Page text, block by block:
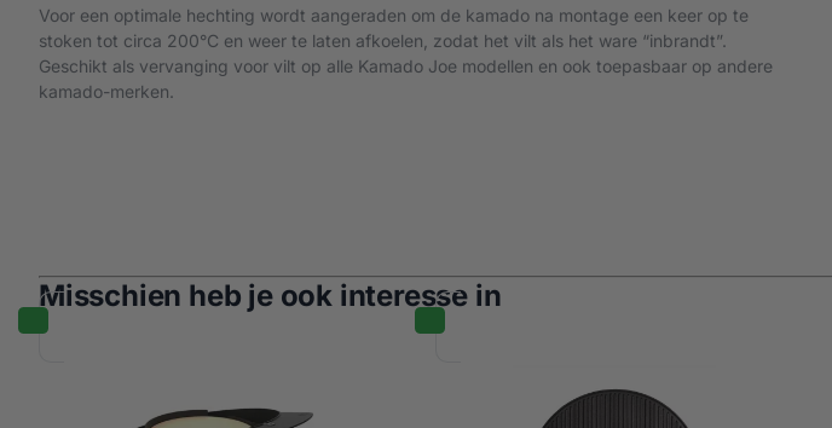
Voor een optimale hechting wordt aangeraden om de kamado na montage een keer op te
stoken tot circa 200°C en weer te laten afkoelen, zodat het vilt als het ware “inbrandt”.
Geschikt als vervanging voor vilt op alle Kamado Joe modellen en ook toepasbaar op andere
kamado-merken.
Misschien heb je ook interesse in